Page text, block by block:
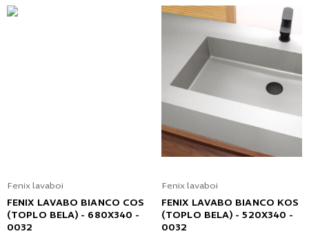
Fenix lavaboi
FENIX LAVABO BIANCO COS
(TOPLO BELA) - 680X340 -
0032
Fenix lavaboi
FENIX LAVABO BIANCO KOS
(TOPLO BELA) - 520X340 -
0032